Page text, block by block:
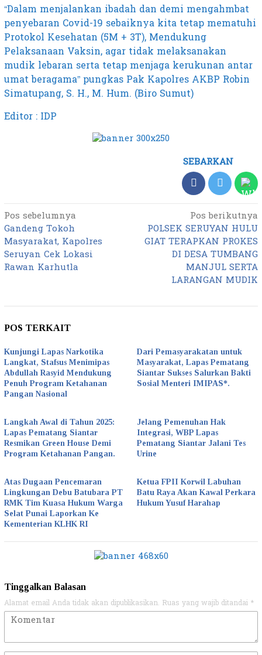
“Dalam menjalankan ibadah dan demi mengahmbat
penyebaran Covid-19 sebaiknya kita tetap mematuhi
Protokol Kesehatan (5M + 3T), Mendukung
Pelaksanaan Vaksin, agar tidak melaksanakan
mudik lebaran serta tetap menjaga kerukunan antar
umat beragama” pungkas Pak Kapolres AKBP Robin
Simatupang, S. H., M. Hum. (Biro Sumut)
Editor : IDP
SEBARKAN
Navigasi
pos
Pos sebelumnya
Gandeng Tokoh
Masyarakat, Kapolres
Seruyan Cek Lokasi
Rawan Karhutla
Pos berikutnya
POLSEK SERUYAN HULU
GIAT TERAPKAN PROKES
DI DESA TUMBANG
MANJUL SERTA
LARANGAN MUDIK
POS TERKAIT
Kunjungi Lapas Narkotika
Langkat, Stafsus Menimipas
Abdullah Rasyid Mendukung
Penuh Program Ketahanan
Pangan Nasional
Dari Pemasyarakatan untuk
Masyarakat, Lapas Pematang
Siantar Sukses Salurkan Bakti
Sosial Menteri IMIPAS*.
Langkah Awal di Tahun 2025:
Lapas Pematang Siantar
Resmikan Green House Demi
Program Ketahanan Pangan.
Jelang Pemenuhan Hak
Integrasi, WBP Lapas
Pematang Siantar Jalani Tes
Urine
Atas Dugaan Pencemaran
Lingkungan Debu Batubara PT
RMK Tim Kuasa Hukum Warga
Selat Punai Laporkan Ke
Kementerian KLHK RI
Ketua FPII Korwil Labuhan
Batu Raya Akan Kawal Perkara
Hukum Yusuf Harahap
Tinggalkan Balasan
Alamat email Anda tidak akan dipublikasikan. Ruas yang wajib ditandai *